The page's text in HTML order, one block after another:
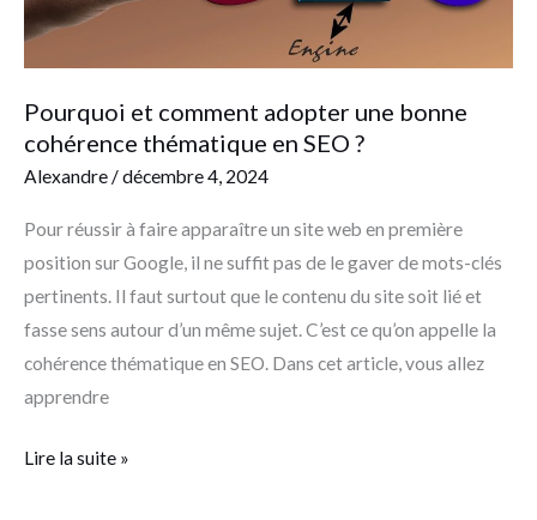
Pourquoi et comment adopter une bonne
cohérence thématique en SEO ?
Alexandre/décembre 4, 2024
Pour réussir à faire apparaître un site web en première
position sur Google, il ne suffit pas de le gaver de mots-clés
pertinents. Il faut surtout que le contenu du site soit lié et
fasse sens autour d’un même sujet. C’est ce qu’on appelle la
cohérence thématique en SEO. Dans cet article, vous allez
apprendre
en
SEO
Lire la suite »